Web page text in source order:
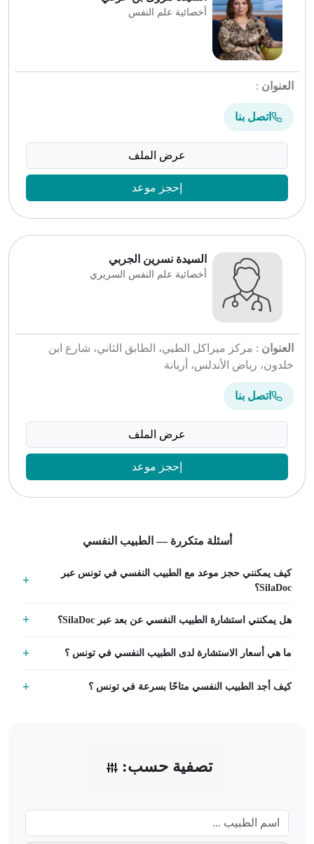
تصفية حسب:
أخصائية علم النفس
العنوان :
اتصل بنا
عرض الملف
إحجز موعد
السيدة نسرين الجربي
أخصائية علم النفس السريري
العنوان : مركز ميراكل الطبي، الطابق الثاني، شارع ابن
خلدون، رياض الأندلس، أريانة
اتصل بنا
عرض الملف
إحجز موعد
أسئلة متكررة — الطبيب النفسي
كيف يمكنني حجز موعد مع الطبيب النفسي في تونس عبر
SilaDoc؟
هل يمكنني استشارة الطبيب النفسي عن بعد عبر SilaDoc؟
ما هي أسعار الاستشارة لدى الطبيب النفسي في تونس ؟
كيف أجد الطبيب النفسي متاحًا بسرعة في تونس ؟